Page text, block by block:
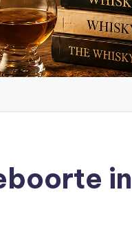
in